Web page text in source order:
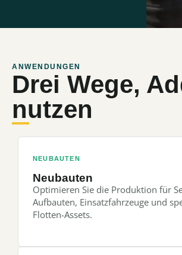
ANWENDUNGEN
Drei Wege,
nutzen
NEUBAUTEN
Neubauten
Optimieren Sie die Produktion für
Aufbauten, Einsatzfahrzeuge und
Flotten-Assets.